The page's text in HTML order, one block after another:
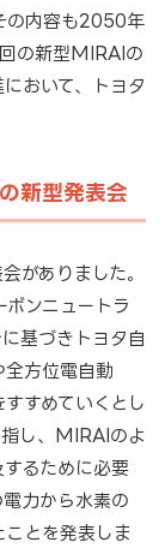
の内容も2050年
の新型MIRAIの
おいて、トヨタ
新型発表会
がありました。
ンニュートラ
基づきトヨタ自
方位電自動
すめていくとし
し、MIRAIのよ
るために必要
力から水素の
とを発表しま